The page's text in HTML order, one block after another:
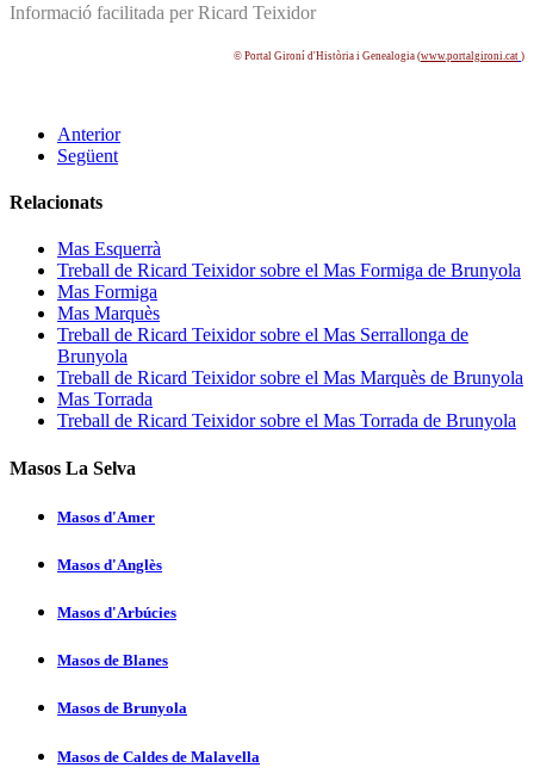
Informació facilitada per Ricard Teixidor
© Portal Gironí­ d'Història i Genealogia (www.portalgironi.cat )
Anterior
Següent
Relacionats
Mas Esquerrà
Treball de Ricard Teixidor sobre el Mas Formiga de Brunyola
Mas Formiga
Mas Marquès
Treball de Ricard Teixidor sobre el Mas Serrallonga de
Brunyola
Treball de Ricard Teixidor sobre el Mas Marquès de Brunyola
Mas Torrada
Treball de Ricard Teixidor sobre el Mas Torrada de Brunyola
Masos La Selva
Masos d'Amer
Masos d'Anglès
Masos d'Arbúcies
Masos de Blanes
Masos de Brunyola
Masos de Caldes de Malavella